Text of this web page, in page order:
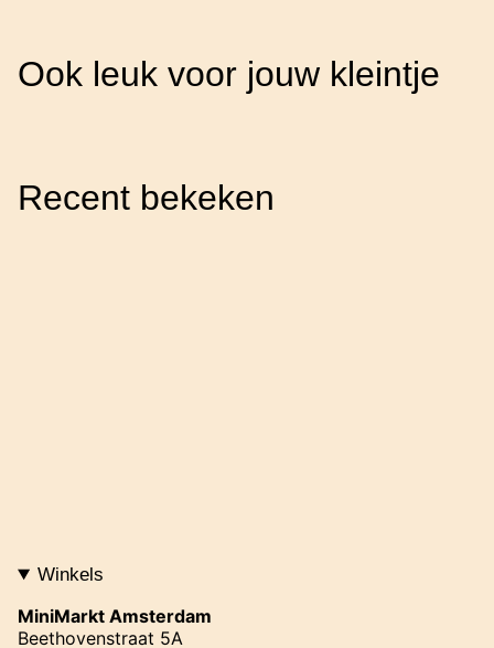
Ook leuk voor jouw kleintje
Recent bekeken
Winkels
MiniMarkt Amsterdam
Beethovenstraat 5A